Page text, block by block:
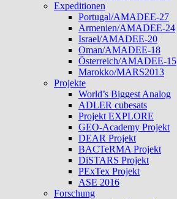
Expeditionen
Portugal/AMADEE-27
Armenien/AMADEE-24
Israel/AMADEE-20
Oman/AMADEE-18
Österreich/AMADEE-15
Marokko/MARS2013
Projekte
World’s Biggest Analog
ADLER cubesats
Projekt EXPLORE
GEO-Academy Projekt
DEAR Projekt
BACTeRMA Projekt
DiSTARS Projekt
PExTex Projekt
ASE 2016
Forschung